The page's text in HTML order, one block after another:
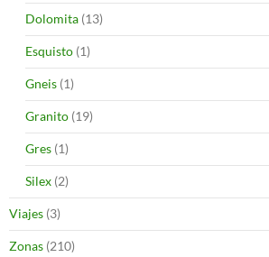
Dolomita (13)
Esquisto (1)
Gneis (1)
Granito (19)
Gres (1)
Silex (2)
Viajes (3)
Zonas (210)